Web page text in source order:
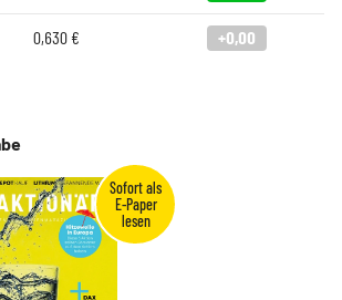
0,630 € +0,00